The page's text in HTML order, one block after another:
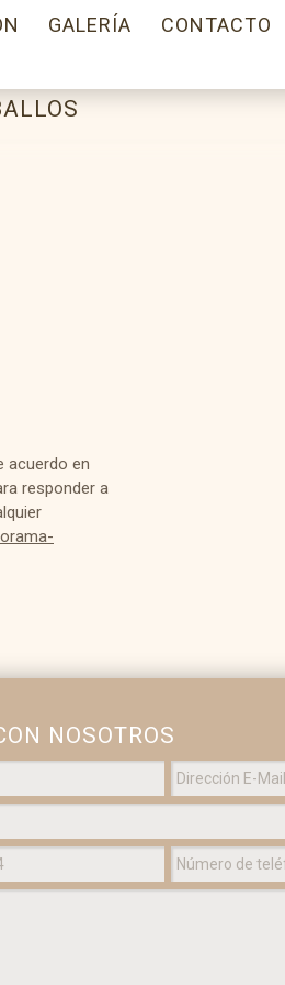
GALERÍA CONTACTO
acuerdo en
responder a
NOSOTROS